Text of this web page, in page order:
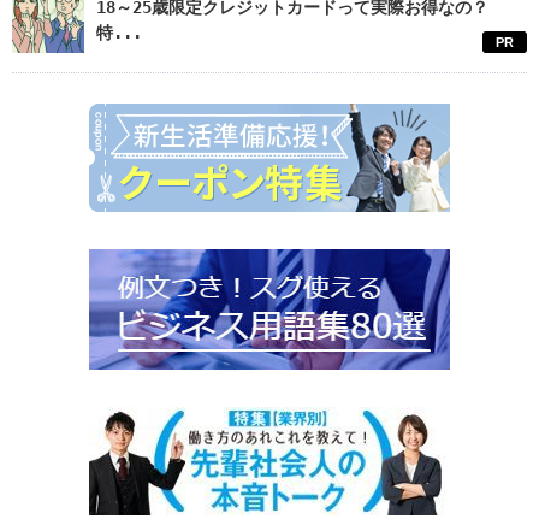
18～25歳限定クレジットカードって実際お得なの？
特...
PR